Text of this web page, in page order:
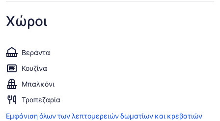
Χώροι
Βεράντα
Κουζίνα
Μπαλκόνι
Τραπεζαρία
Εμφάνιση όλων των λεπτομερειών δωματίων και κρεβατιών